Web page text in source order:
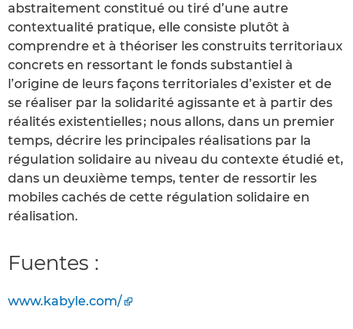
abstraitement constitué ou tiré d’une autre
contextualité pratique, elle consiste plutôt à
comprendre et à théoriser les construits territoriaux
concrets en ressortant le fonds substantiel à
l’origine de leurs façons territoriales d’exister et de
se réaliser par la solidarité agissante et à partir des
réalités existentielles ; nous allons, dans un premier
temps, décrire les principales réalisations par la
régulation solidaire au niveau du contexte étudié et,
dans un deuxième temps, tenter de ressortir les
mobiles cachés de cette régulation solidaire en
réalisation.
Fuentes :
www.kabyle.com/